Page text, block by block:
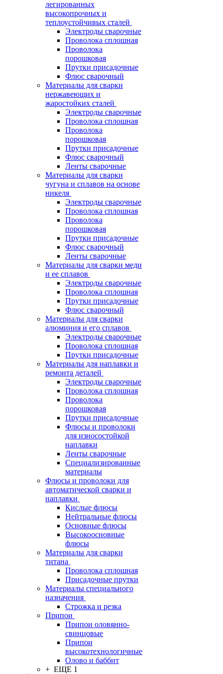
легированных
высокопрочных и
теплоустойчивых сталей
Электроды сварочные
Проволока сплошная
Проволока
порошковая
Прутки присадочные
Флюс сварочный
Материалы для сварки
нержавеющих и
жаростойких сталей
Электроды сварочные
Проволока сплошная
Проволока
порошковая
Прутки присадочные
Флюс сварочный
Ленты сварочные
Материалы для сварки
чугуна и сплавов на основе
никеля
Электроды сварочные
Проволока сплошная
Проволока
порошковая
Прутки присадочные
Флюс сварочный
Ленты сварочные
Материалы для сварки меди
и ее сплавов
Электроды сварочные
Проволока сплошная
Прутки присадочные
Флюс сварочный
Материалы для сварки
алюминия и его сплавов
Электроды сварочные
Проволока сплошная
Прутки присадочные
Материалы для наплавки и
ремонта деталей
Электроды сварочные
Проволока сплошная
Проволока
порошковая
Прутки присадочные
Флюсы и проволоки
для износостойкой
наплавки
Ленты сварочные
Специализированные
материалы
Флюсы и проволоки для
автоматической сварки и
наплавки
Кислые флюсы
Нейтральные флюсы
Основные флюсы
Высокоосновные
флюсы
Материалы для сварки
титана
Проволока сплошная
Присадочные прутки
Материалы специального
назначения
Строжка и резка
Припои
Припои оловянно-
свинцовые
Припои
высокотехнологичные
Олово и баббит
+ ЕЩЕ 1